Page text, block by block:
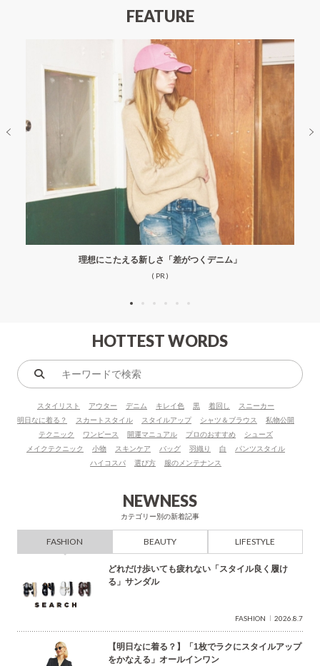
FEATURE
理想にこたえる新しさ「差がつくデニム」
( PR )
HOTTEST WORDS
キ
ワ
ー
ド
で
スタイリスト アウター デニム キレイ色 黒 着回し
スニーカー
明日なに着る？
スカートスタイル スタイルアップ シャツ＆ブラウス
私物公開
テクニック
ワンピース 開運マニュアル プロのおすすめ
シューズ
メイクテクニック
小物 スキンケア バッグ 羽織り 白
パンツスタイル
ハイコスパ
選び方 服のメンテナンス
NEWNESS
カテゴリー別の新着記事
FASHION BEAUTY LIFESTYLE
どれだけ歩いても疲れない「スタイル良く履け
る」サンダル
FASHION 2026.8.7
【明日なに着る？】「1枚でラクにスタイルアップ
をかなえる」オールインワン